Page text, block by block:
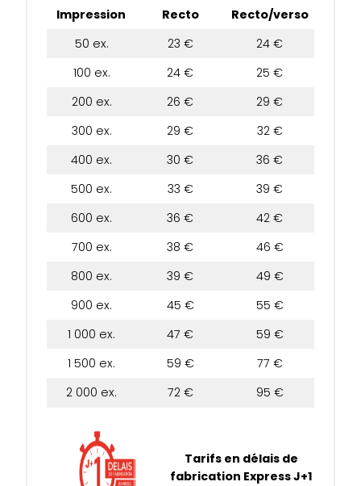
Impression Recto
Recto/verso
50 ex.
23 €
24 €
100 ex.
24 €
25 €
200 ex.
26 €
29 €
300 ex.
29 €
32 €
400 ex.
30 €
36 €
500 ex.
33 €
39 €
600 ex.
36 €
42 €
700 ex.
38 €
46 €
800 ex.
39 €
49 €
900 ex.
45 €
55 €
1 000 ex.
47 €
59 €
1 500 ex.
59 €
77 €
2 000 ex.
72 € 95 €
Tarifs en délais de
fabrication Express J+1